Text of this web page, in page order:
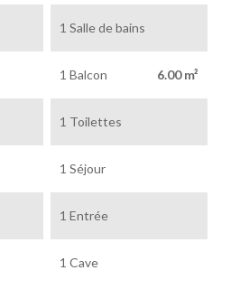
1 Salle de bains
1 Balcon 6.00 m²
1 Toilettes
1 Séjour
1 Entrée
1 Cave